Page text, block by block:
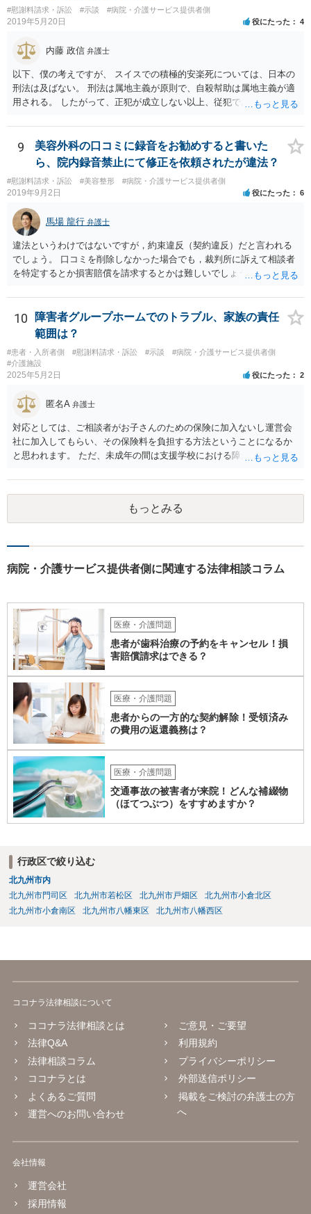
#慰謝料請求・訴訟 #示談 #病院・介護サービス提供者側
2019年5月20日 役にたった 4
内藤 政信 弁護士
以下、僕の考えですが、 スイスでの積極的安楽死については、日本の
刑法は及ばない。 刑法は属地主義が原則で、自殺幇助は属地主義が適
用される。 したがって、正犯が成立しない以上、従犯である幇助は成
ることはないでしょう。 ほかに日本で成立するような犯罪はないでし
ょう。 遺灰についてはわかりません。おそらく薬物の検査はあるかも
し れませんが、禁製品にはあたらないでしょう。
9
美容外科の口コミに録音をお勧めすると書いた
ら、院内録音禁止にて修正を依頼されたが違法？
#慰謝料請求・訴訟 #美容整形 #病院・介護サービス提供者側
2019年9月2日 役にたった 6
馬場 龍行 弁護士
違法というわけではないですが，約束違反（契約違反）だと言われる
でしょう。 口コミを削除しなかった場合でも，裁判所に訴えて相談者
を特定するとか損害賠償を請求するとかは難しいでしょう。
10
障害者グループホームでのトラブル、家族の責任
範囲は？
#患者・入所者側 #慰謝料請求・訴訟 #示談
#病院・介護サービス提供者側
#介護施設
2025年5月2日 役にたった 2
匿名A 弁護士
対応としては、ご相談者がお子さんのための保険に加入ないし運営会
社に加入してもらい、その保険料を負担する方法ということになるか
と思われます。 ただ、未成年の間は支援学校における障がい児向けの
かは少し調べてみてはいかがでしょうか。 グループホームは基本的に
要支援者自身が自立して生活する（その責任も負担する）ことを前提
とした支援システムなので、今回のように障がい者による損害や費用
が発生するたびに運営会社が負担するということはシステム的にも経
がよく、むしろ職員を増やして対応するとのことで悪くない対応のグ
あるかどうかですね。 あと、家での生活では出なかった他害行動（暴
力）がでたというお話ですが、それは、現在のグループホームの生活
に対するお子さんのストレスが出ている可能性も高いところです。 な
ので、まだそのグループホームに入って日が浅いなどの場合には、も
う少し様子を見るしかありませんが、時間が経っているのに２度目の
他害行動があったということであれば、問題は思ったより深刻かもし
れません。 いずれにせよ、一度職員の方と暴力が生じた際の事実経緯
を確認し、またその直近に何か変化がなかったかなどのお子さんの障
がい特性に照らした原因分析をしてみると再発防止策が浮かぶかもし
れません。
もっとみる
病院・介護サービス提供者側に関連する法律相談コラム
医療・介護問題
患者が歯科治療の予約をキャンセル！損
害賠償請求はできる？
医療・介護問題
患者からの一方的な契約解除！受領済み
の費用の返還義務は？
医療・介護問題
交通事故の被害者が来院！どんな補綴物
（ほてつぶつ）をすすめますか？
行政区で絞り込む
北九州市内
北九州市門司区
北九州市若松区 北九州市戸畑区
北九州市小倉北区
北九州市小倉南区
北九州市八幡東区 北九州市八幡西区
ココナラ法律相談について
ココナラ法律相談とは
法律Q&A
法律相談コラム
ココナラとは
よくあるご質問
運営へのお問い合わせ
ご意見・ご要望
利用規約
プライバシーポリシー
外部送信ポリシー
掲載をご検討の弁護士の方
へ
会社情報
運営会社
採用情報